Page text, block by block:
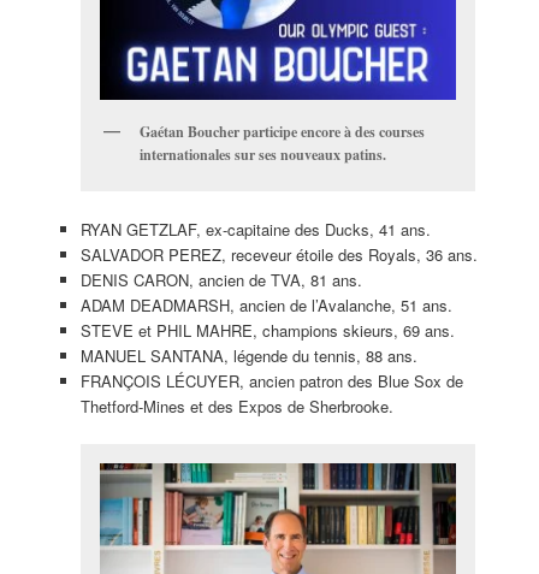
Gaétan Boucher participe encore à des courses
internationales sur ses nouveaux patins.
RYAN GETZLAF, ex-capitaine des Ducks, 41 ans.
SALVADOR PEREZ, receveur étoile des Royals, 36 ans.
DENIS CARON, ancien de TVA, 81 ans.
ADAM DEADMARSH, ancien de l’Avalanche, 51 ans.
STEVE et PHIL MAHRE, champions skieurs, 69 ans.
MANUEL SANTANA, légende du tennis, 88 ans.
FRANÇOIS LÉCUYER, ancien patron des Blue Sox de
Thetford-Mines et des Expos de Sherbrooke.